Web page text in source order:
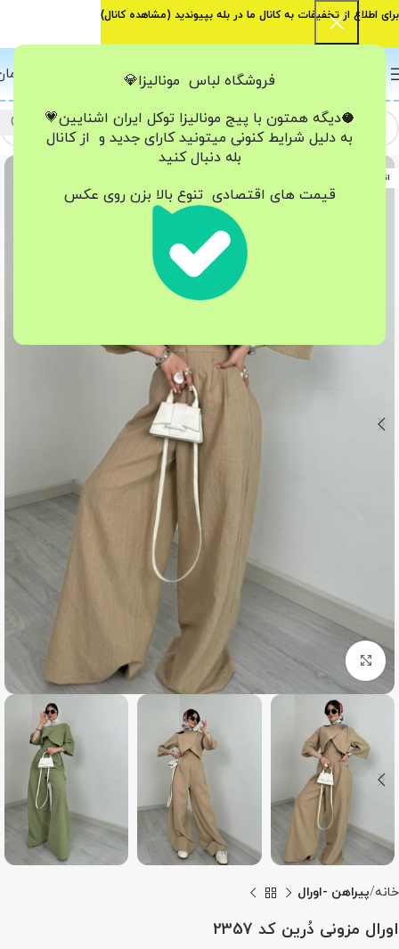
فروشگاه لباس مونالیزا💎
🥥دیگه همتون با پیج مونالیزا تو‌کل ایران اشنایین💗
به دلیل شرایط کنونی میتونید کارای جدید و از کانال
بله دنبال کنید
قیمت های اقتصادی تنوع بالا بزن روی عکس
اتمام موجودی
بزرگنمایی تصویر
خانه پیراهن -اورال
اورال مزونی دُرین کد 2357
برای اطلاع از تخفیفات به کانال ما در بله بپیوندید (مشاهده کانال)